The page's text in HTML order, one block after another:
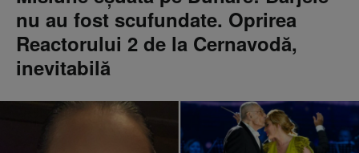
nu au fost scufundate. Oprirea
Reactorului 2 de la Cernavodă,
inevitabilă